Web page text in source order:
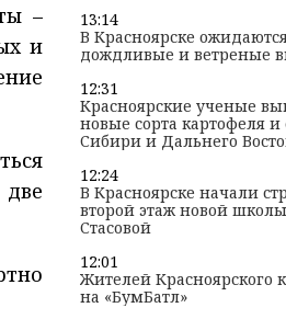
–
и
13:14
В Красноярске
дождливые и ветреные
12:31
Красноярские ученые
новые сорта картофеля и
Сибири и Дальнего
12:24
В Красноярске начали
второй этаж новой
Стасовой
12:01
Жителей Красноярского
на «БумБатл»